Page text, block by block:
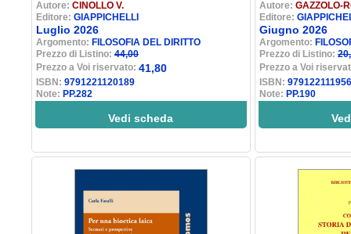
Autore: CINOLLO V.
Editore: GIAPPICHELLI
Luglio 2026
Argomento: FILOSOFIA DEL DIRITTO
Prezzo di Listino: 44,00
Prezzo a Voi riservato: 41,80
ISBN: 9791221120189
Note: PP.282
Vedi scheda
Autore: GAZZOLO-
Editore:
Giugno 2026
Argomento:
Prezzo di Listino:
Prezzo a Voi
ISBN:
Note: PP.190